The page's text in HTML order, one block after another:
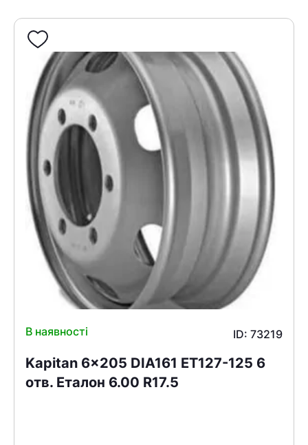
В наявності ID: 73219
Kapitan 6x205 DIA161 ET127-125 6
отв. Еталон 6.00 R17.5